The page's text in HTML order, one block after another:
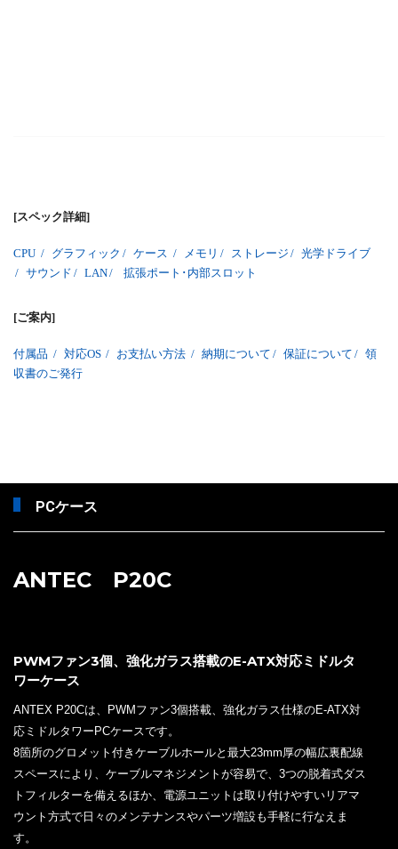
[スペック詳細]
CPU / グラフィック / ケース / メモリ / ストレージ / 光学ドライブ
/ サウンド / LAN/ 拡張ポート･内部スロット
[ご案内]
付属品 / 対応OS / お支払い方法 / 納期について / 保証について / 領
収書のご発行
PCケース
ANTEC P20C
PWMファン3個、強化ガラス搭載のE-ATX対応ミドルタ
ワーケース
ANTEX P20Cは、PWMファン3個搭載、強化ガラス仕様のE-ATX対
応ミドルタワーPCケースです。
8箇所のグロメット付きケーブルホールと最大23mm厚の幅広裏配線
スペースにより、ケーブルマネジメントが容易で、3つの脱着式ダス
トフィルターを備えるほか、電源ユニットは取り付けやすいリアマ
ウント方式で日々のメンテナンスやパーツ増設も手軽に行なえま
す。